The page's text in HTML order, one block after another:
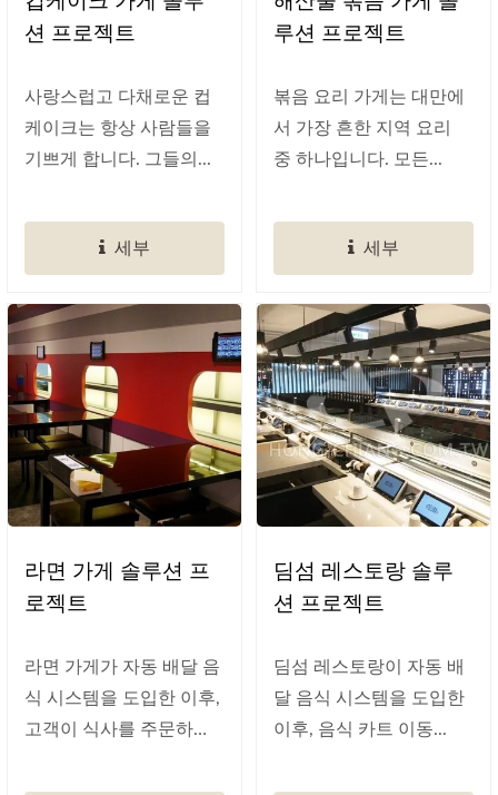
션 프로젝트
사랑스럽고 다채로운 컵
케이크는 항상 사람들을
기쁘게 합니다. 그들의...
세부
루션 프로젝트
볶음 요리 가게는 대만에
서 가장 흔한 지역 요리
중 하나입니다. 모든...
세부
라면 가게 솔루션 프
로젝트
라면 가게가 자동 배달 음
식 시스템을 도입한 이후,
고객이 식사를 주문하
딤섬 레스토랑 솔루
션 프로젝트
딤섬 레스토랑이 자동 배
달 음식 시스템을 도입한
이후, 음식 카트 이동...